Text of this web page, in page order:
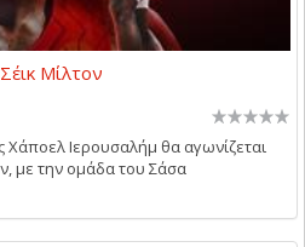
Μίλτον
Χάποελ Ιερουσαλήμ θα αγωνίζεται
με την ομάδα του Σάσα